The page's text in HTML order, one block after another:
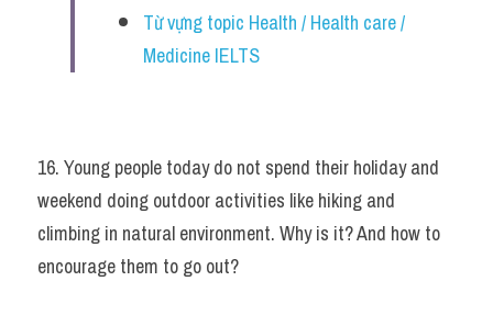
Từ vựng topic Health / Health care /
Medicine IELTS
16. Young people today do not spend their holiday and
weekend doing outdoor activities like hiking and
climbing in natural environment. Why is it? And how to
encourage them to go out?